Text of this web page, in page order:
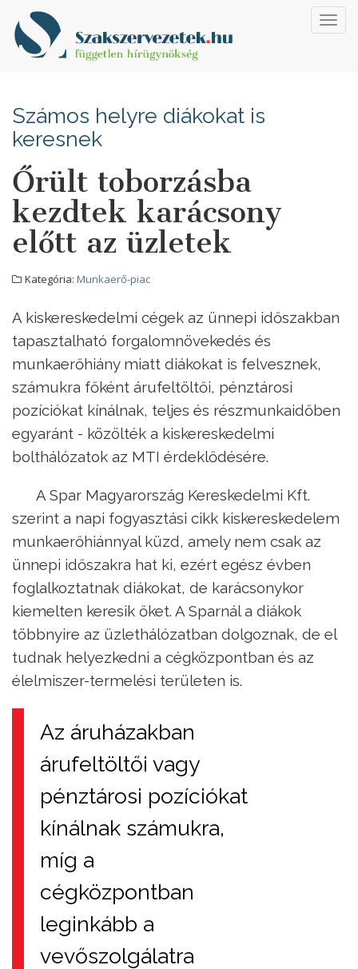
Számos helyre diákokat is
keresnek
Őrült toborzásba
kezdtek karácsony
előtt az üzletek
Kategória: Munkaerő-piac
A kiskereskedelmi cégek az ünnepi időszakban
tapasztalható forgalomnövekedés és
munkaerőhiány miatt diákokat is felvesznek,
számukra főként árufeltöltői, pénztárosi
pozíciókat kínálnak, teljes és részmunkaidőben
egyaránt - közölték a kiskereskedelmi
bolthálózatok az MTI érdeklődésére.
A Spar Magyarország Kereskedelmi Kft.
szerint a napi fogyasztási cikk kiskereskedelem
munkaerőhiánnyal küzd, amely nem csak az
ünnepi időszakra hat ki, ezért egész évben
foglalkoztatnak diákokat, de karácsonykor
kiemelten keresik őket. A Sparnál a diákok
többnyire az üzlethálózatban dolgoznak, de el
tudnak helyezkedni a cégközpontban és az
élelmiszer-termelési területen is.
Az áruházakban
árufeltöltői vagy
pénztárosi pozíciókat
kínálnak számukra,
míg a
cégközpontban
leginkább a
vevőszolgálatra